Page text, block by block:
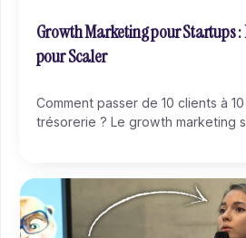
Growth Marketing pour Startups
pour Scaler
Comment passer de 10 clients à
trésorerie ? Le growth marketing
qui crée un avantage compétitif